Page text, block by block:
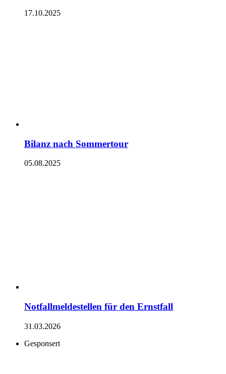
17.10.2025
Bilanz nach Sommertour
05.08.2025
Notfallmeldestellen für den Ernstfall
31.03.2026
Gesponsert